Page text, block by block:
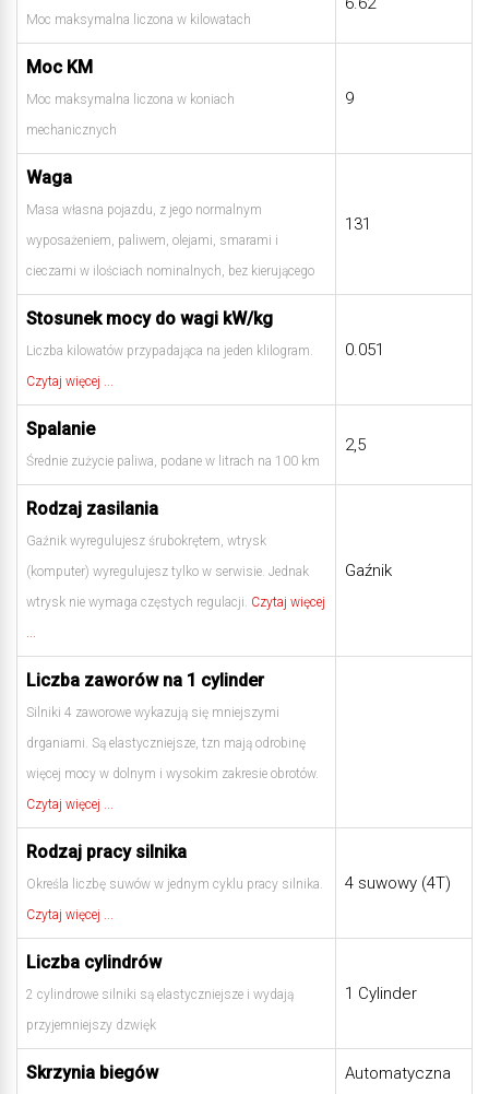
Moc maksymalna liczona w kilowatach
Moc KM
Moc maksymalna liczona w koniach
mechanicznych
9
Waga
Masa własna pojazdu, z jego normalnym
wyposażeniem, paliwem, olejami, smarami i
cieczami w ilościach nominalnych, bez kierującego
131
Stosunek mocy do wagi kW/kg
Liczba kilowatów przypadająca na jeden klilogram.
Czytaj więcej ...
0.051
Spalanie
Średnie zużycie paliwa, podane w litrach na 100 km
2,5
Rodzaj zasilania
Gaźnik wyregulujesz śrubokrętem, wtrysk
(komputer) wyregulujesz tylko w serwisie. Jednak
wtrysk nie wymaga częstych regulacji. Czytaj więcej
...
Gaźnik
Liczba zaworów na 1 cylinder
Silniki 4 zaworowe wykazują się mniejszymi
drganiami. Są elastyczniejsze, tzn mają odrobinę
więcej mocy w dolnym i wysokim zakresie obrotów.
Czytaj więcej ...
Rodzaj pracy silnika
Określa liczbę suwów w jednym cyklu pracy silnika.
Czytaj więcej ...
4 suwowy (4T)
Liczba cylindrów
2 cylindrowe silniki są elastyczniejsze i wydają
przyjemniejszy dzwięk
1 Cylinder
Skrzynia biegów Automatyczna